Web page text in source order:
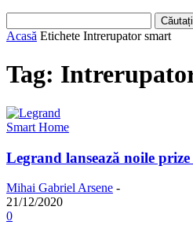
Acasă Etichete Intrerupator smart
Tag:
Smart Home
Legrand lansează noile
Mihai Gabriel Arsene -
21/12/2020
0